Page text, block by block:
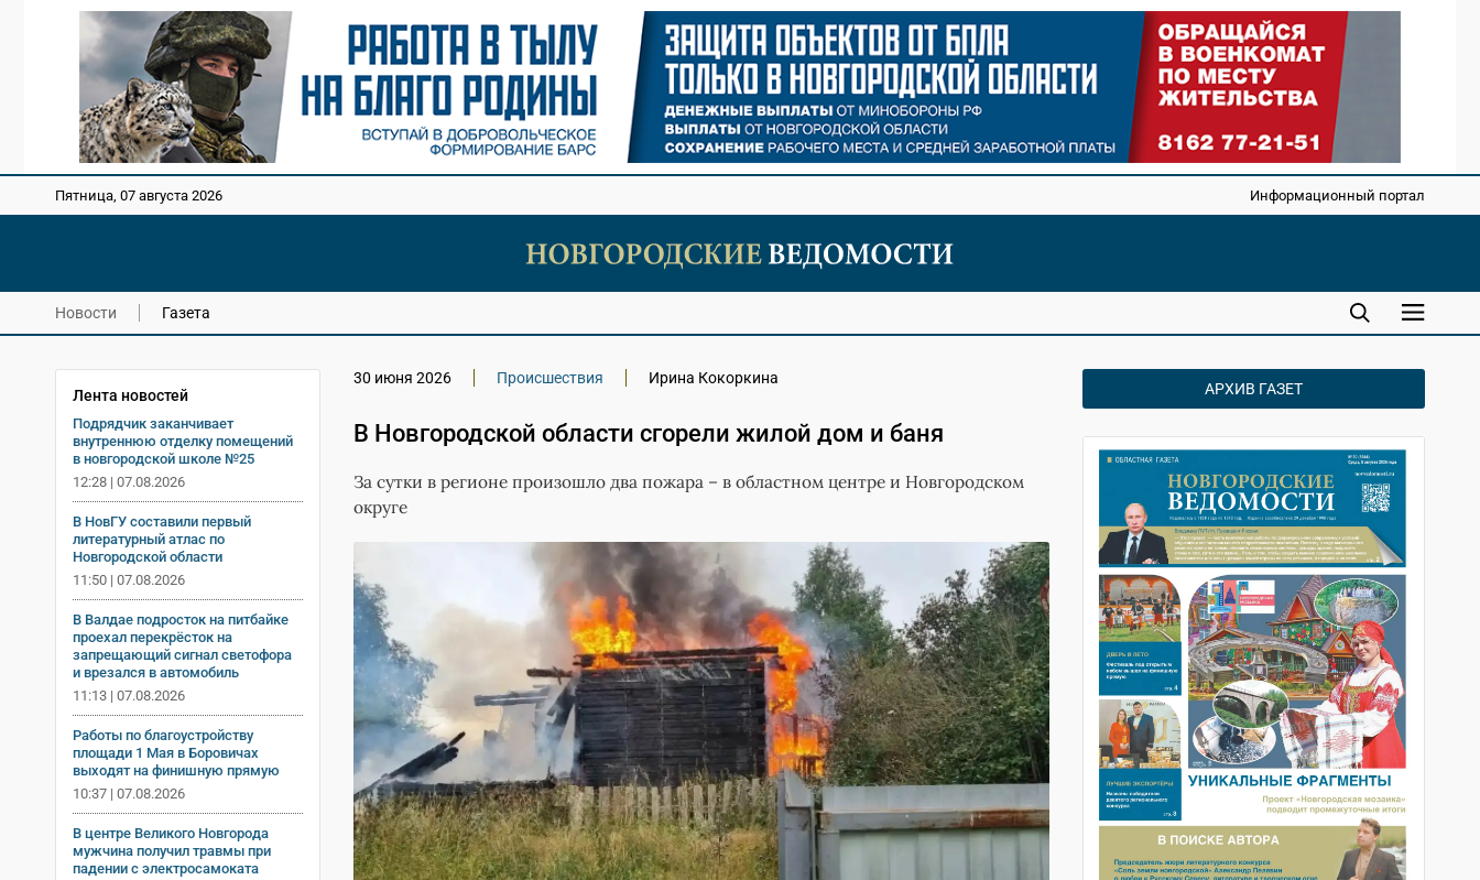
Пятница, 07 августа 2026 Информационный портал
Новости Газета
Лента новостей
Подрядчик заканчивает
внутреннюю отделку помещений
в новгородской школе №25
12:28 | 07.08.2026
В НовГУ составили первый
литературный атлас по
Новгородской области
11:50 | 07.08.2026
В Валдае подросток на питбайке
проехал перекрёсток на
запрещающий сигнал светофора
и врезался в автомобиль
11:13 | 07.08.2026
Работы по благоустройству
площади 1 Мая в Боровичах
выходят на финишную прямую
10:37 | 07.08.2026
В центре Великого Новгорода
мужчина получил травмы при
падении с электросамоката
30 июня 2026 Происшествия Ирина Кокоркина
В Новгородской области сгорели жилой дом и баня
За сутки в регионе произошло два пожара – в областном центре и Новгородском
округе
АРХИВ ГАЗЕТ